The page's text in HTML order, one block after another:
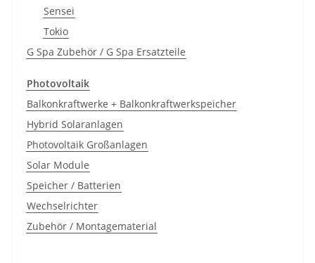
Sensei
Tokio
G Spa Zubehör / G Spa Ersatzteile
Photovoltaik
Balkonkraftwerke + Balkonkraftwerkspeicher
Hybrid Solaranlagen
Photovoltaik Großanlagen
Solar Module
Speicher / Batterien
Wechselrichter
Zubehör / Montagematerial